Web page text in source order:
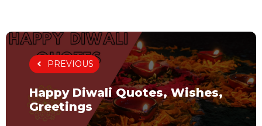
PREVIOUS
Happy Diwali Quotes, Wishes,
Greetings